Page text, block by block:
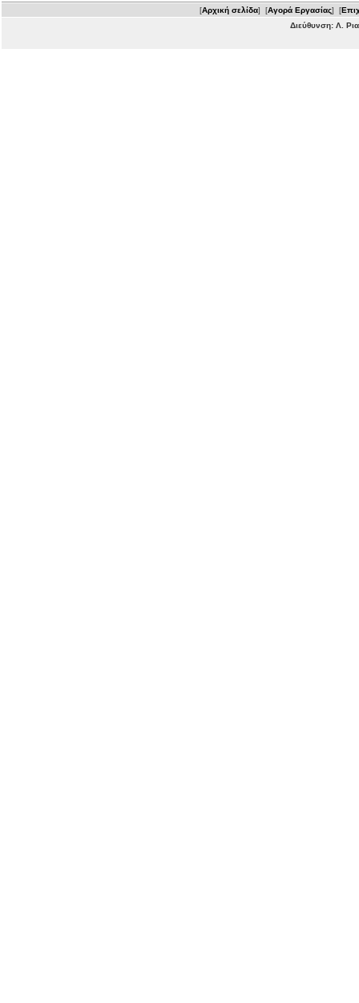
[Αρχική σελίδα] [Αγορά Εργασίας] [
Διεύθυνση: Λ.